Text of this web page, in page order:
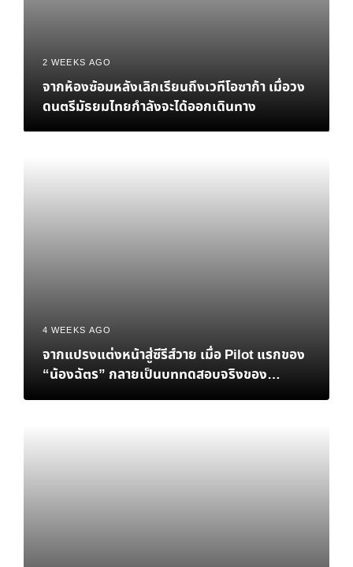
2 WEEKS AGO
จากห้องซ้อมหลังเลิกเรียนถึงเวทีโอซาก้า เมื่อวง
ดนตรีมัธยมไทยกำลังจะได้ออกเดินทาง
4 WEEKS AGO
จากแปรงแต่งหน้าสู่ซีรีส์วาย เมื่อ Pilot แรกของ
“น้องฉัตร” กลายเป็นบททดสอบจริงของ